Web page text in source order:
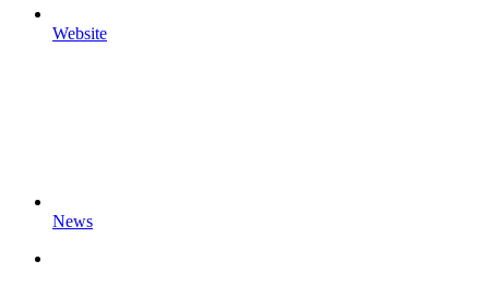
Website
News